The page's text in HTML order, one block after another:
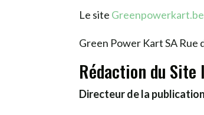
Le site Greenpowerkart.be
Green Power Kart SA Rue
Rédaction du
Directeur de la